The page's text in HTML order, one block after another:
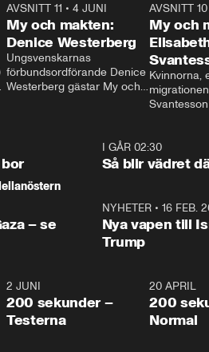
23:40
AVSNITT 11 •4 JUNI
My och makten:
Denice Westerberg
Ungsvenskarnas
förbundsordförande Denice
Westerberg gästar My och
AVSNITT 10
My och
Kvinnorna,
I GÅR 02:30
Så blir vädret
– se
NYHETER• 16 FEB.
Nya vapen till
Trump
4:23
2 JUNI
200 sekunder –
Testerna
20 APRIL
200
Normal